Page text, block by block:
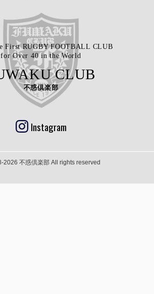
First RUGBY FOOTBALL CLUB
for Over 40 in the World
CLUB
不惑倶楽部
Instagram
2026 不惑倶楽部 All rights reserved